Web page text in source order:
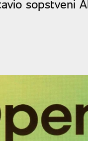
sopstveni